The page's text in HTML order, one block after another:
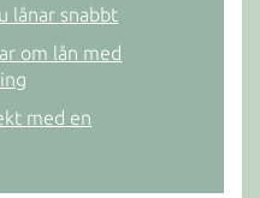
lånar snabbt
om lån med
med en